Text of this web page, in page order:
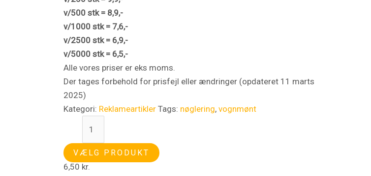
v/500stk= 8,9,-
v/1000stk= 7,6,-
v/2500stk= 6,9,-
v/5000stk= 6,5,-
Alle vores priser er eks moms.
Der tages forbehold for prisfejl eller ændringer (opdateret 11 marts
2025)
Kategori: Reklameartikler Tags: nøglering,vognmønt
VÆLG PRODUKT
6,50 kr.